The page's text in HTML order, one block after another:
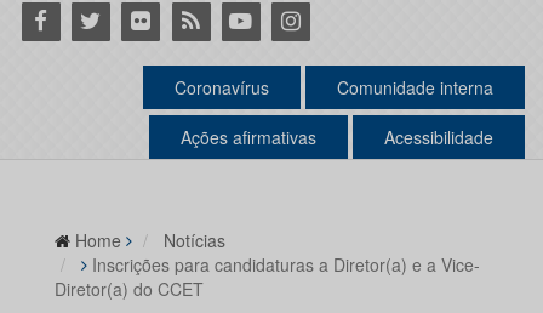
Facebook
Twitter Flickr RSS YoutubeInstagram
Coronavírus Comunidade interna
Ações afirmativas Acessibilidade
Home
Notícias
Inscrições para candidaturas a Diretor(a) e a Vice-
Diretor(a) do CCET